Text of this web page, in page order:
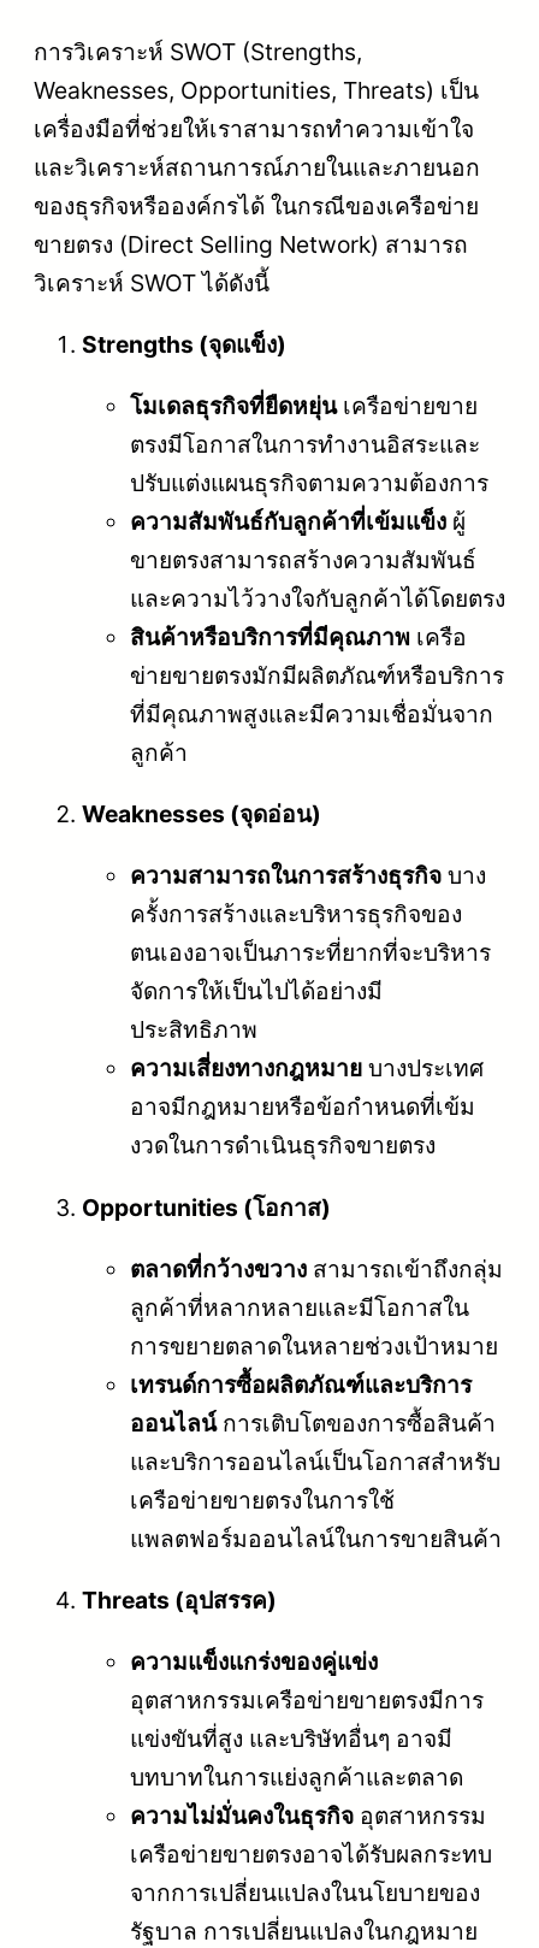
การวิเคราะห์ SWOT (Strengths,
Weaknesses, Opportunities, Threats) เป็น
เครื่องมือที่ช่วยให้เราสามารถทำความเข้าใจ
และวิเคราะห์สถานการณ์ภายในและภายนอก
ของธุรกิจหรือองค์กรได้ ในกรณีของเครือข่าย
ขายตรง (Direct Selling Network) สามารถ
วิเคราะห์ SWOT ได้ดังนี้
Strengths (จุดแข็ง)
โมเดลธุรกิจที่ยืดหยุ่นเครือข่ายขาย
ตรงมีโอกาสในการทำงานอิสระและ
ปรับแต่งแผนธุรกิจตามความต้องการ
ความสัมพันธ์กับลูกค้าที่เข้มแข็ง ผู้
ขายตรงสามารถสร้างความสัมพันธ์
และความไว้วางใจกับลูกค้าได้โดยตรง
สินค้าหรือบริการที่มีคุณภาพ เครือ
ข่ายขายตรงมักมีผลิตภัณฑ์หรือบริการ
ที่มีคุณภาพสูงและมีความเชื่อมั่นจาก
ลูกค้า
Weaknesses (จุดอ่อน)
ความสามารถในการสร้างธุรกิจ บาง
ครั้งการสร้างและบริหารธุรกิจของ
ตนเองอาจเป็นภาระที่ยากที่จะบริหาร
จัดการให้เป็นไปได้อย่างมี
ประสิทธิภาพ
ความเสี่ยงทางกฎหมาย บางประเทศ
อาจมีกฎหมายหรือข้อกำหนดที่เข้ม
งวดในการดำเนินธุรกิจขายตรง
Opportunities (โอกาส)
ตลาดที่กว้างขวาง สามารถเข้าถึงกลุ่ม
ลูกค้าที่หลากหลายและมีโอกาสใน
การขยายตลาดในหลายช่วงเป้าหมาย
เทรนด์การซื้อผลิตภัณฑ์และบริการ
ออนไลน์การเติบโตของการซื้อสินค้า
และบริการออนไลน์เป็นโอกาสสำหรับ
เครือข่ายขายตรงในการใช้
แพลตฟอร์มออนไลน์ในการขายสินค้า
Threats (อุปสรรค)
ความแข็งแกร่งของคู่แข่ง
อุตสาหกรรมเครือข่ายขายตรงมีการ
แข่งขันที่สูง และบริษัทอื่นๆ อาจมี
บทบาทในการแย่งลูกค้าและตลาด
ความไม่มั่นคงในธุรกิจ อุตสาหกรรม
เครือข่ายขายตรงอาจได้รับผลกระทบ
จากการเปลี่ยนแปลงในนโยบายของ
รัฐบาล การเปลี่ยนแปลงในกฎหมาย